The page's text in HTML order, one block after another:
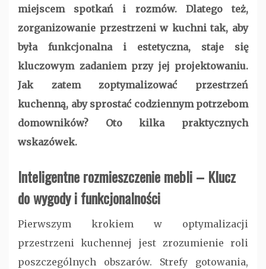
miejscem spotkań i rozmów. Dlatego też,
zorganizowanie przestrzeni w kuchni tak, aby
była funkcjonalna i estetyczna, staje się
kluczowym zadaniem przy jej projektowaniu.
Jak zatem zoptymalizować przestrzeń
kuchenną, aby sprostać codziennym potrzebom
domowników? Oto kilka praktycznych
wskazówek.
Inteligentne rozmieszczenie mebli – Klucz
do wygody i funkcjonalności
Pierwszym krokiem w optymalizacji
przestrzeni kuchennej jest zrozumienie roli
poszczególnych obszarów. Strefy gotowania,